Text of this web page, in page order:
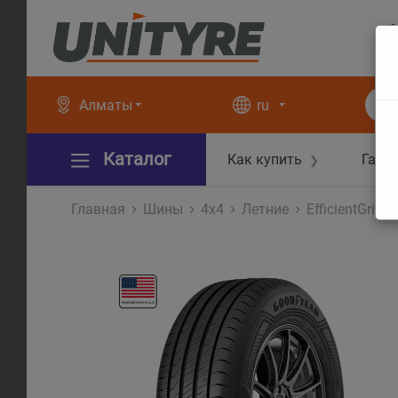
Алматы ru
Каталог Как купить ❯
Главная Шины 4x4 Летние EfficientGrip 2